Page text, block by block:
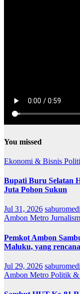
You missed
Ekonomi & Bisnis
Bupati Buru Selatan
Juta Pohon Sukun
Jul 31, 2026
Ambon Metro
Pemkot Ambon
Maluku, yang
Jul 29, 2026
Ambon Metro Politik &